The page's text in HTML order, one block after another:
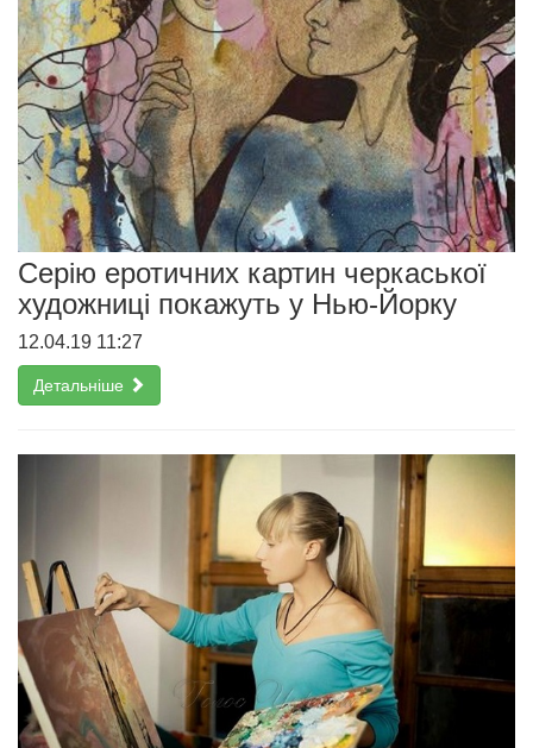
Серію еротичних картин черкаської
художниці покажуть у Нью-Йорку
12.04.19 11:27
Детальніше